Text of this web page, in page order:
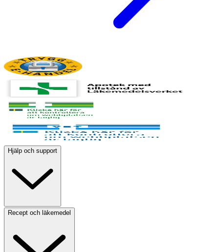
Hjälp och support
Recept och läkemedel